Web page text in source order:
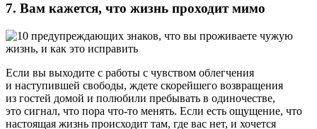
7. Вам кажется, что жизнь проходит мимо
Если вы выходите с работы с чувством облегчения
и наступившей свободы, ждете скорейшего возвращения
из гостей домой и полюбили пребывать в одиночестве,
это сигнал, что пора что-то менять. Если есть ощущение, что
настоящая жизнь происходит там, где вас нет, и хочется